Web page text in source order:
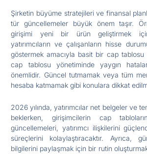
Şirketin büyüme stratejileri ve finansal
tür güncellemeler büyük önem taşır.
girişimi yeni bir ürün geliştirmek için
yatırımcıların ve çalışanların hisse
göstermek amacıyla basit bir cap tablosu
cap tablosu yönetiminde yaygın
önemlidir. Güncel tutmamak veya tüm
hesaba katmamak gibi konulara dikkat
2026 yılında, yatırımcılar net belgeler ve
beklerken, girişimcilerin cap
güncellemeleri, yatırımcı ilişkilerini
süreçlerini kolaylaştıracaktır. Ayrıca,
bilgilerini paylaşmak için bir rutin